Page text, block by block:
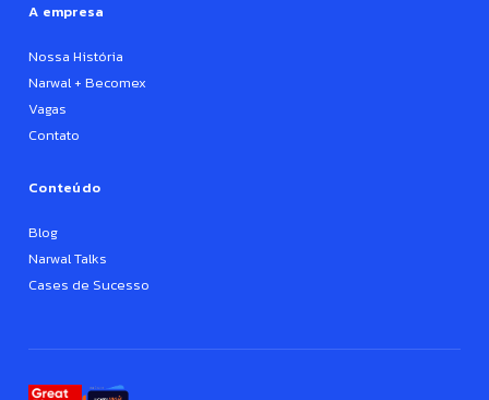
A empresa
Nossa História
Narwal + Becomex
Vagas
Contato
Conteúdo
Blog
Narwal Talks
Cases de Sucesso